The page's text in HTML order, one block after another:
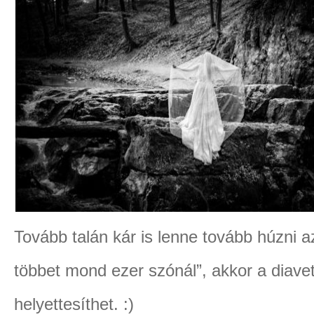
Tovább talán kár is lenne tovább húzni
többet mond ezer szónál”, akkor a
helyettesíthet. :)